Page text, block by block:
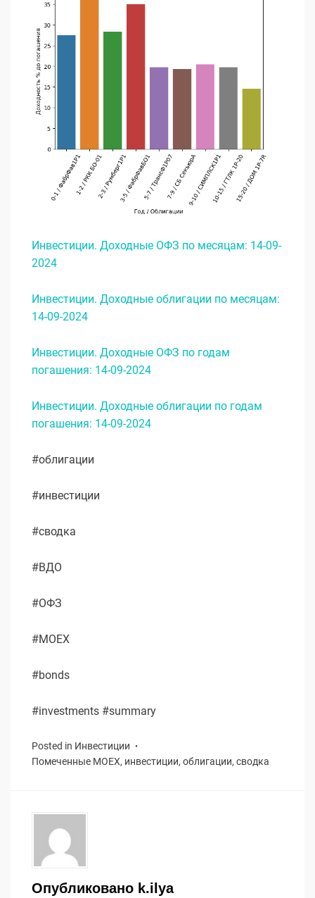
Инвестиции. Доходные ОФЗ по месяцам: 14-09-
2024
Инвестиции. Доходные облигации по месяцам:
14-09-2024
Инвестиции. Доходные ОФЗ по годам
погашения: 14-09-2024
Инвестиции. Доходные облигации по годам
погашения: 14-09-2024
#облигации
#инвестиции
#сводка
#ВДО
#ОФЗ
#MOEX
#bonds
#investments #summary
Posted in Инвестиции
Помеченные MOEX, инвестиции, облигации, сводка
Опубликовано k.ilya